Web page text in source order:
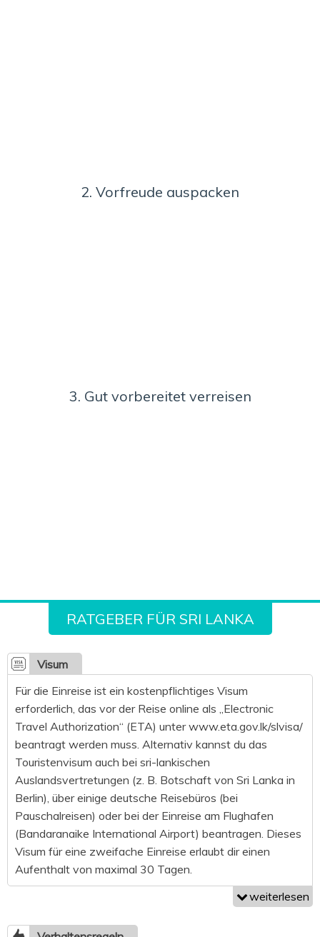
2. Vorfreude auspacken
3. Gut vorbereitet verreisen
RATGEBER FÜR SRI LANKA
Visum
Für die Einreise ist ein kostenpflichtiges Visum
erforderlich, das vor der Reise online als „Electronic
Travel Authorization“ (ETA) unter www.eta.gov.lk/slvisa/
beantragt werden muss. Alternativ kannst du das
Touristenvisum auch bei sri-lankischen
Auslandsvertretungen (z. B. Botschaft von Sri Lanka in
Berlin), über einige deutsche Reisebüros (bei
Pauschalreisen) oder bei der Einreise am Flughafen
(Bandaranaike International Airport) beantragen. Dieses
Visum für eine zweifache Einreise erlaubt dir einen
Aufenthalt von maximal 30 Tagen.
weiterlesen